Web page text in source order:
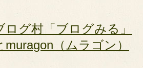
ログ村「ブログみる」
（ムラゴン）